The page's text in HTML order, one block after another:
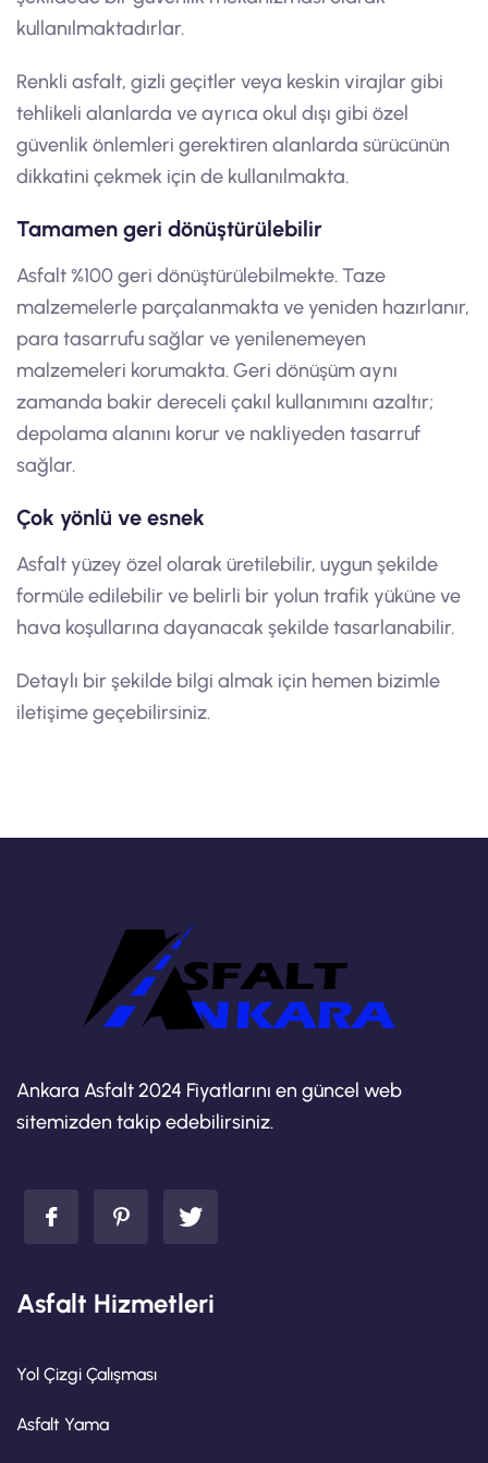
kullanılmaktadırlar.
Renkli asfalt, gizli geçitler veya keskin virajlar gibi
tehlikeli alanlarda ve ayrıca okul dışı gibi özel
güvenlik önlemleri gerektiren alanlarda sürücünün
dikkatini çekmek için de kullanılmakta.
Tamamen geri dönüştürülebilir
Asfalt %100 geri dönüştürülebilmekte. Taze
malzemelerle parçalanmakta ve yeniden hazırlanır,
para tasarrufu sağlar ve yenilenemeyen
malzemeleri korumakta. Geri dönüşüm aynı
zamanda bakir dereceli çakıl kullanımını azaltır;
depolama alanını korur ve nakliyeden tasarruf
sağlar.
Çok yönlü ve esnek
Asfalt yüzey özel olarak üretilebilir, uygun şekilde
formüle edilebilir ve belirli bir yolun trafik yüküne ve
hava koşullarına dayanacak şekilde tasarlanabilir.
Detaylı bir şekilde bilgi almak için hemen bizimle
iletişime geçebilirsiniz.
Ankara Asfalt 2024 Fiyatlarını en güncel web
sitemizden takip edebilirsiniz.
Asfalt Hizmetleri
Yol Çizgi Çalışması
Asfalt Yama